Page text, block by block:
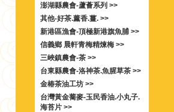
澎湖縣農會-蘆薈系列 >>
其他-好茶.薰香.薑. >>
新港區漁會-頂極新港旗魚脯 >>
信義鄉 晨軒青梅精煉梅 >>
三峽鎮農會-茶 >>
台東縣農會-洛神茶.魚腥草茶 >>
金椿茶油工坊 >>
台灣黃金蕎麥-玉民香油.小丸子.
海苔片 >>